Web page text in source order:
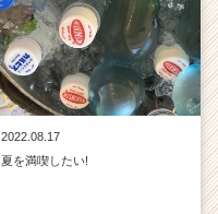
2022.08.17
夏を満喫したい!